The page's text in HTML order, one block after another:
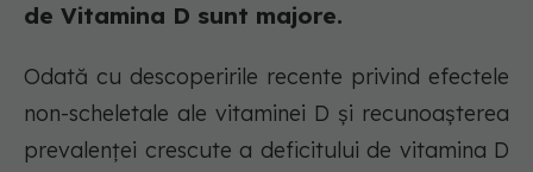
de Vitamina D sunt majore.
Odată cu descoperirile recente privind efectele
non-scheletale ale vitaminei D și recunoașterea
prevalenței crescute a deficitului de vitamina D